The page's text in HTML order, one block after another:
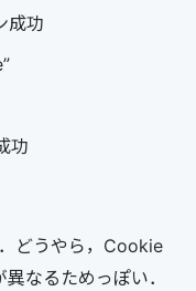
成功
功
どうやら，Cookie
なるためっぽい．